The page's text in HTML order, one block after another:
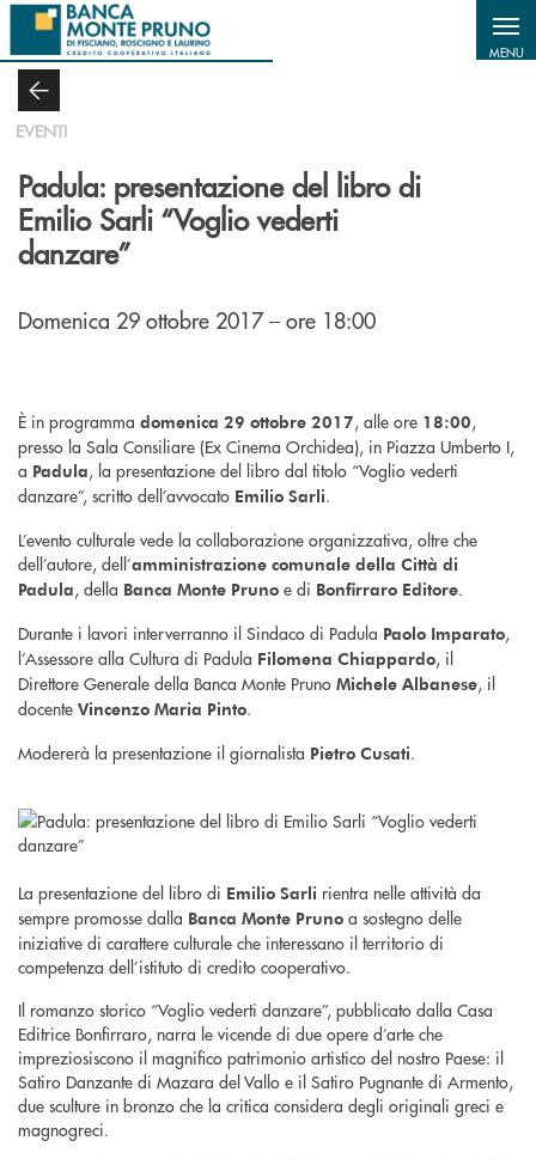
Salta al contenuto principale
MENU
EVENTI
Padula: presentazione del libro di
Emilio Sarli “Voglio vederti
danzare”
Domenica 29 ottobre 2017 – ore 18:00
È in programma domenica 29 ottobre 2017, alle ore 18:00,
presso la Sala Consiliare (Ex Cinema Orchidea), in Piazza Umberto I,
a Padula, la presentazione del libro dal titolo “Voglio vederti
danzare”, scritto dell’avvocato Emilio Sarli.
L’evento culturale vede la collaborazione organizzativa, oltre che
dell’autore, dell’amministrazione comunale della Città di
Padula, della Banca Monte Pruno e di Bonfirraro Editore.
Durante i lavori interverranno il Sindaco di Padula Paolo Imparato,
l’Assessore alla Cultura di Padula Filomena Chiappardo, il
Direttore Generale della Banca Monte Pruno Michele Albanese, il
docente Vincenzo Maria Pinto.
Modererà la presentazione il giornalista Pietro Cusati.
La presentazione del libro di Emilio Sarli rientra nelle attività da
sempre promosse dalla Banca Monte Pruno a sostegno delle
iniziative di carattere culturale che interessano il territorio di
competenza dell’istituto di credito cooperativo.
Il romanzo storico “Voglio vederti danzare”, pubblicato dalla Casa
Editrice Bonfirraro, narra le vicende di due opere d’arte che
impreziosiscono il magnifico patrimonio artistico del nostro Paese: il
Satiro Danzante di Mazara del Vallo e il Satiro Pugnante di Armento,
due sculture in bronzo che la critica considera degli originali greci e
magnogreci.